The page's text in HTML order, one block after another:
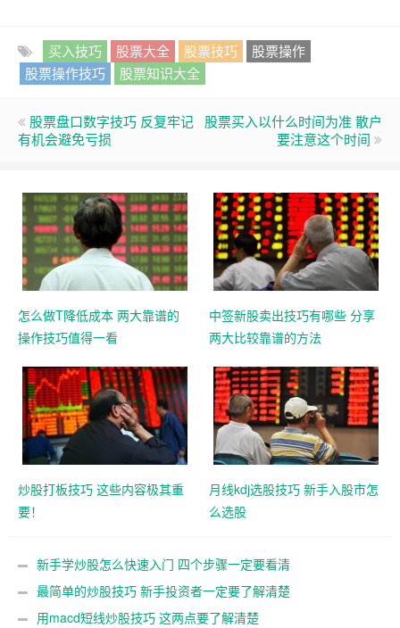
买入技巧 股票大全 股票技巧
股票操作
股票操作技巧
股票知识大全
股票盘口数字技巧 反复牢记
有机会避免亏损
股票买入以什么时间为准 散户
要注意这个时间
怎么做T降低成本 两大靠谱的
操作技巧值得一看
中签新股卖出技巧有哪些 分享
两大比较靠谱的方法
炒股打板技巧 这些内容极其重
要！
月线kdj选股技巧 新手入股市怎
么选股
新手学炒股怎么快速入门 四个步骤一定要看清
最简单的炒股技巧 新手投资者一定要了解清楚
用macd短线炒股技巧 这两点要了解清楚